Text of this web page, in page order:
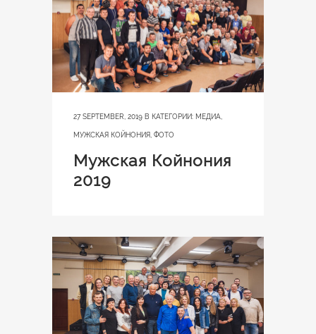
27 SEPTEMBER, 2019 В КАТЕГОРИИ: МЕДИА,
МУЖСКАЯ КОЙНОНИЯ, ФОТО
Мужская Койнония
2019